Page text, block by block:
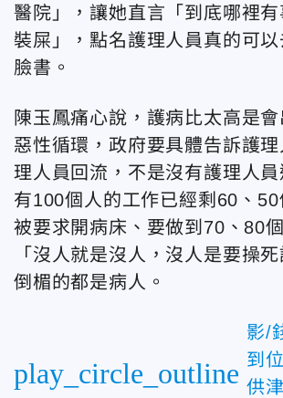
醫院」，讓她直言「到底哪裡有
裝屎」，點名護理人員真的可
臉書。
陳玉鳳痛心說，護病比太高是
惡性循環，政府要具體告訴護
理人員回流，不是沒有護理人
有100個人的工作已經剩60、
被要求開病床、要做到70、80
「沒人就是沒人，沒人是要操
倒楣的都是病人。
play_circle_outline
影/
到
供